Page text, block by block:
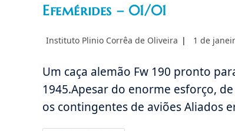
Efemérides – 01/01
Autor
Instituto Plinio Corrêa de Oliveira
Post
1 de
Um caça alemão Fw 190 pronto
1945.Apesar do enorme esforço,
os contingentes de aviões Aliados